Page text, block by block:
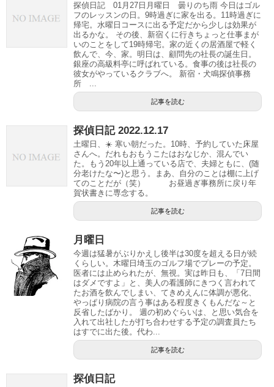
探偵日記 01月27日月曜日 曇りのち雨 今日はゴル
フのレッスンの日。9時過ぎに家を出る。11時過ぎに
帰宅。水曜日コースに出る予定だから少しは効果が
出るかな。 その後、新宿くに行きちょっと仕事まが
いのことをして19時帰宅。家の近くの居酒屋で軽く
飲んで、今、家。明日は、顧問先の社長の誕生日。
銀座の高級料亭に呼ばれている。食事の後は社長の
彼女がやっているクラブへ。 新宿・犬鳴探偵事務
所 ...
記事を読む
探偵日記 2022.12.17
土曜日、☀️ 寒い朝だった。10時、予約していた床屋
さんへ。だれもおもうこたはおなじか、混んでい
た。もう20年以上通っている店で、夫婦ともに、(随
分老けたな〜)と思う。まあ、自分のことは棚に上げ
てのことだが（笑） お昼過ぎ事務所に戻り年
賀状書きに専念する。
記事を読む
月曜日
今週は猛暑がぶりかえし後半は30度を超える日が続
くらしい。木曜日埼玉のゴルフ場でプレーの予定。
医者には止められたが、無視。実は昨日も、「7日間
はダメですよ」と、美人の看護師にきつく言われて
たお酒を飲んでしまい、てきめえんに体調が悪化、
やっぱり病院の言う事はある程度きくもんだな～と
反省したばかり。 週の初めぐらいは、と思い気合を
入れて出社したが打ち合わせする予定の調査員たち
はすでに出た後。代わ...
記事を読む
探偵日記